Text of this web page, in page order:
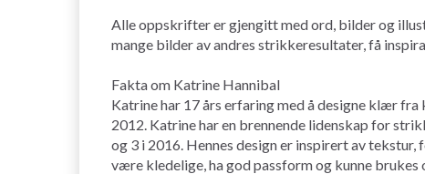
Alle oppskrifter er gjengitt med ord, bilder og
mange bilder av andres strikkeresultater, få
Fakta om Katrine Hannibal
Katrine har 17 års erfaring med å designe klær
2012. Katrine har en brennende lidenskap for
og 3 i 2016. Hennes design er inspirert av
være kledelige, ha god passform og kunne brukes